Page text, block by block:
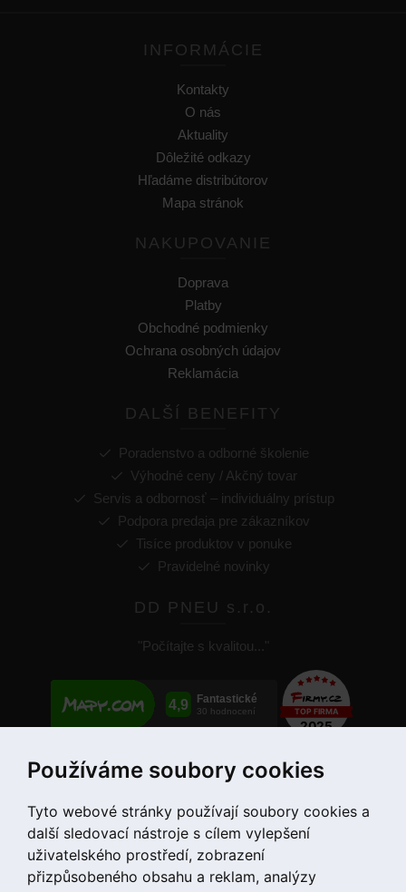
Používáme soubory cookies
Tyto webové stránky používají soubory cookies a
další sledovací nástroje s cílem vylepšení
uživatelského prostředí, zobrazení
přizpůsobeného obsahu a reklam, analýzy
INFORMÁCIE
Kontakty
O nás
Aktuality
Dôležité odkazy
Hľadáme distribútorov
Mapa stránok
NAKUPOVANIE
Doprava
Platby
Obchodné podmienky
Ochrana osobných údajov
Reklamácia
DALŠÍ BENEFITY
Poradenstvo a odborné školenie
Výhodné ceny / Akčný tovar
Servis a odbornosť – individuálny prístup
Podpora predaja pre zákazníkov
Tisíce produktov v ponuke
Pravidelné novinky
DD PNEU s.r.o.
"Počítajte s kvalitou..."
+421 907 780 034